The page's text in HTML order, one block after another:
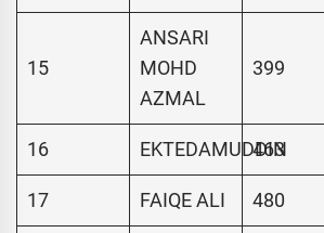
15
ANSARI
MOHD
AZMAL
399
16 EKTEDAMUDDIN
463
17 FAIQE ALI 480